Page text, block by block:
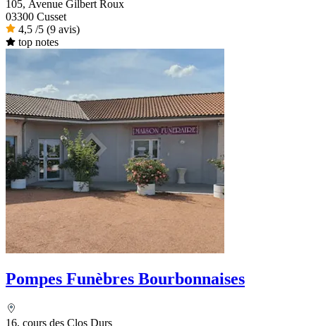
105, Avenue Gilbert Roux
03300 Cusset
4,5 /5 (9 avis)
top notes
Pompes Funèbres Bourbonnaises
16, cours des Clos Durs